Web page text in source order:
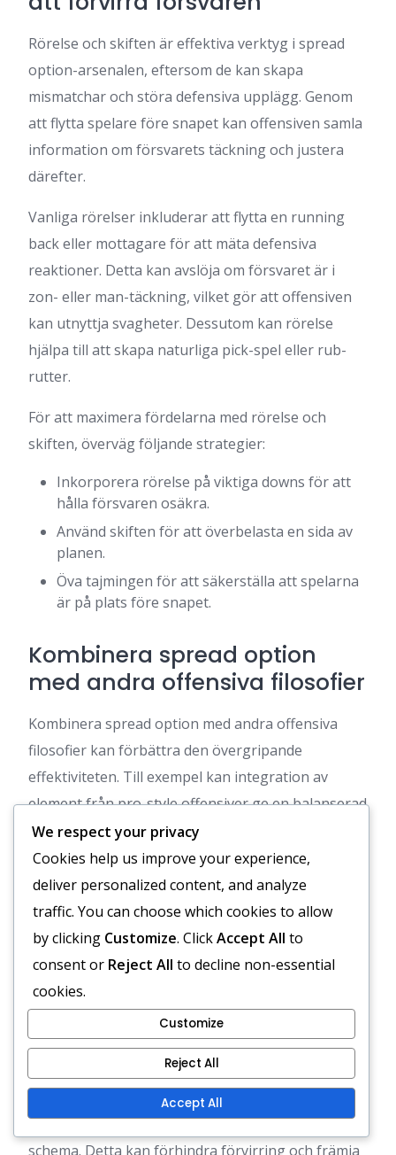
Rörelse och skiften är effektiva verktyg i spread
option-arsenalen, eftersom de kan skapa
mismatchar och störa defensiva upplägg. Genom
att flytta spelare före snapet kan offensiven samla
information om försvarets täckning och justera
därefter.
Vanliga rörelser inkluderar att flytta en running
back eller mottagare för att mäta defensiva
reaktioner. Detta kan avslöja om försvaret är i
zon- eller man-täckning, vilket gör att offensiven
kan utnyttja svagheter. Dessutom kan rörelse
hjälpa till att skapa naturliga pick-spel eller rub-
rutter.
För att maximera fördelarna med rörelse och
skiften, överväg följande strategier:
Inkorporera rörelse på viktiga downs för att
hålla försvaren osäkra.
Använd skiften för att överbelasta en sida av
planen.
Öva tajmingen för att säkerställa att spelarna
är på plats före snapet.
Kombinera spread option
med andra offensiva filosofier
Kombinera spread option med andra offensiva
filosofier kan förbättra den övergripande
effektiviteten. Till exempel kan integration av
element från pro-style offensiver ge en balanserad
attack, vilket möjliggör både kraftfull löpning och
snabba passningar.
En annan effektiv kombination är användningen av
den defensiva ändbacken för att avgöra om de ska
överlämna eller behålla bollen. Denna dual-threat-
När man blandar filosofier bör tränare fokusera
på att upprätthålla tydlighet i spelanrop och
säkerställa att spelarna förstår sina roller i varje
schema. Detta kan förhindra förvirring och främja
We respect your privacy
Cookies help us improve your experience,
deliver personalized content, and analyze
traffic. You can choose which cookies to allow
by clicking Customize. ClickAccept All to
consent or Reject All to decline non-essential
cookies.
Customize
Reject All
Accept All